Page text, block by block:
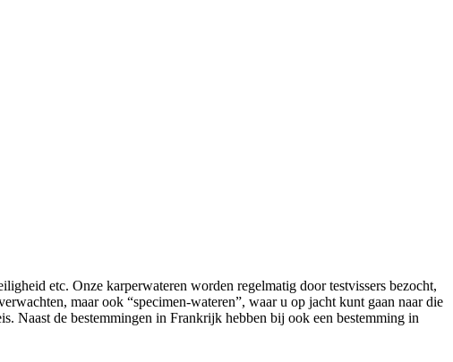
etc. Onze karperwateren worden regelmatig door testvissers bezocht,
maar ook “specimen-wateren”, waar u op jacht kunt gaan naar die
Naast de bestemmingen in Frankrijk hebben bij ook een bestemming in